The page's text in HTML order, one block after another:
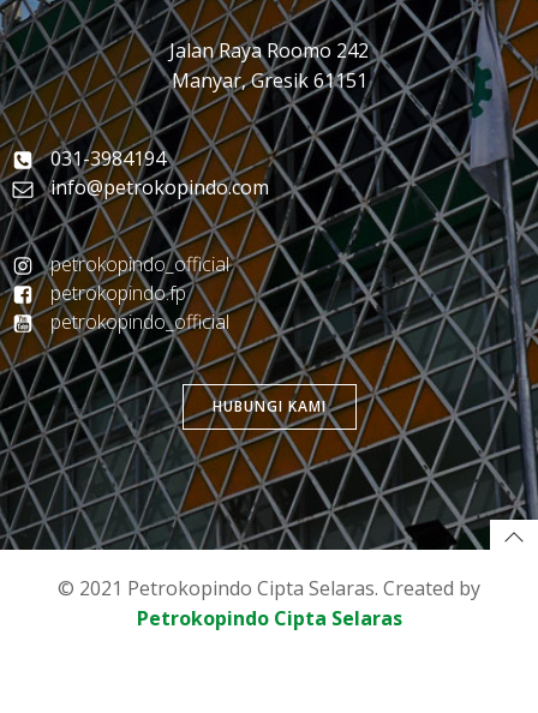
Jalan Raya Roomo 242
Manyar, Gresik 61151
031-3984194
info@petrokopindo.com
petrokopindo_official
petrokopindo.fp
petrokopindo_official
HUBUNGI KAMI
© 2021 Petrokopindo Cipta Selaras. Created by
Petrokopindo Cipta Selaras